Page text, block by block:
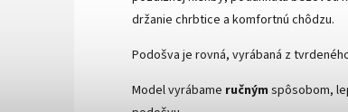
držanie chrbtice a komfortnú chôdzu.
Podošva je rovná, vyrábaná z
Model vyrábame ručnýmspôsobom,